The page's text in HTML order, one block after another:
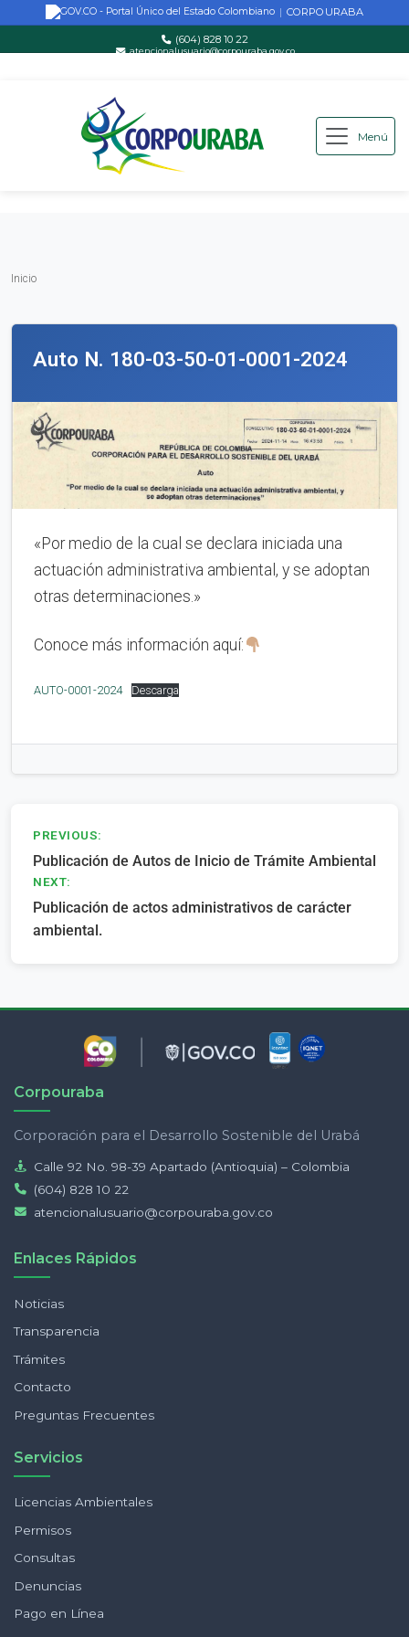
Saltar al contenido principal
| CORPOURABA
(604) 828 10 22
atencionalusuario@corpouraba.gov.co
Menú
Inicio
Auto N. 180-03-50-01-0001-2024
«Por medio de la cual se declara iniciada una
actuación administrativa ambiental, y se adoptan
otras determinaciones.»
Conoce más información aquí:
AUTO-0001-2024 Descarga
Navegación
de
entradas
PREVIOUS:
Publicación de Autos de Inicio de Trámite Ambiental
NEXT:
Publicación de actos administrativos de carácter
ambiental.
Corpouraba
Corporación para el Desarrollo Sostenible del Urabá
Calle 92 No. 98-39 Apartado (Antioquia) – Colombia
(604) 828 10 22
atencionalusuario@corpouraba.gov.co
Enlaces Rápidos
Noticias
Transparencia
Trámites
Contacto
Preguntas Frecuentes
Servicios
Licencias Ambientales
Permisos
Consultas
Denuncias
Pago en Línea